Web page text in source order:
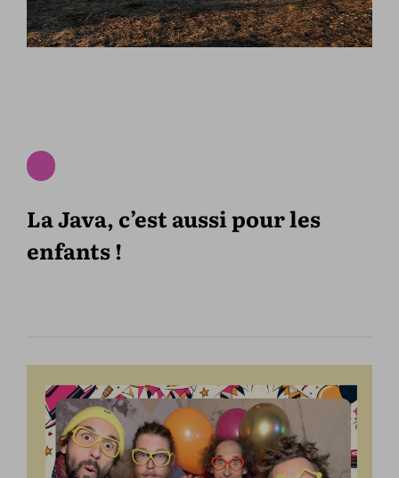
La Java, c’est aussi pour les
enfants !